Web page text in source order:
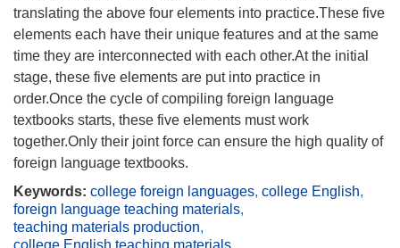
translating the above four elements into practice.These five
elements each have their unique features and at the same
time they are interconnected with each other.At the initial
stage, these five elements are put into practice in
order.Once the cycle of compiling foreign language
textbooks starts, these five elements must work
together.Only their joint force can ensure the high quality of
foreign language textbooks.
Keywords: college foreign languages, college English,
foreign language teaching materials,
teaching materials production,
college English teaching materials